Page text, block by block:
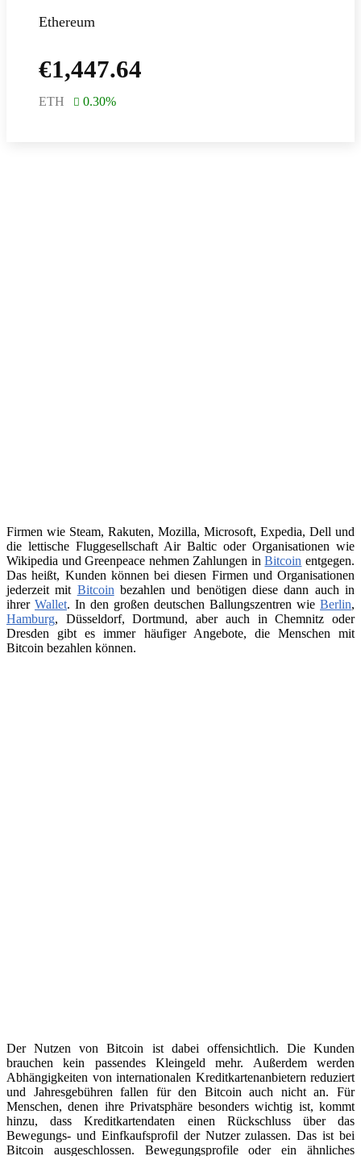
Ethereum
€1,447.64
ETH 0.30%
Firmen wie Steam, Rakuten, Mozilla, Microsoft, Expedia, Dell und
die lettische Fluggesellschaft Air Baltic oder Organisationen wie
Wikipedia und Greenpeace nehmen Zahlungen inBitcoin entgegen.
Das heißt, Kunden können bei diesen Firmen und Organisationen
jederzeit mit Bitcoin bezahlen und benötigen diese dann auch in
ihrer Wallet. In den großen deutschen Ballungszentren wie Berlin,
Hamburg, Düsseldorf, Dortmund, aber auch in Chemnitz oder
Dresden gibt es immer häufiger Angebote, die Menschen mit
Bitcoin bezahlen können.
Der Nutzen von Bitcoin ist dabei offensichtlich. Die Kunden
brauchen kein passendes Kleingeld mehr. Außerdem werden
Abhängigkeiten von internationalen Kreditkartenanbietern reduziert
und Jahresgebühren fallen für den Bitcoin auch nicht an. Für
Menschen, denen ihre Privatsphäre besonders wichtig ist, kommt
hinzu, dass Kreditkartendaten einen Rückschluss über das
Bewegungs- und Einfkaufsprofil der Nutzer zulassen. Das ist bei
Bitcoin ausgeschlossen. Bewegungsprofile oder ein ähnliches